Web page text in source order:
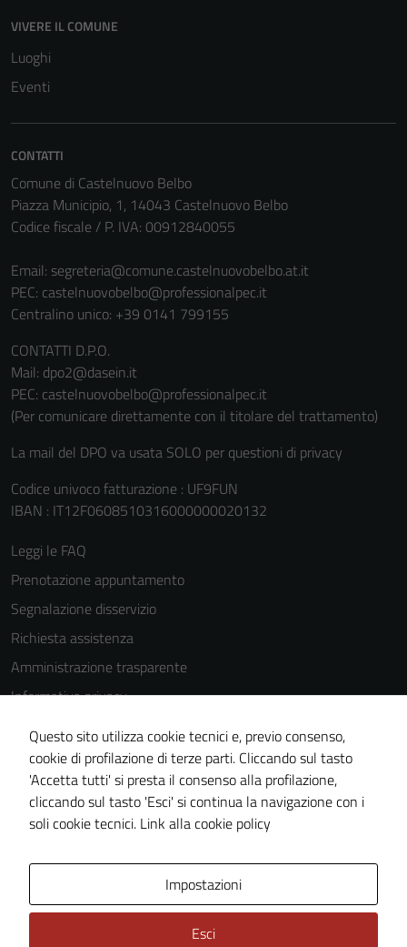
VIVERE IL COMUNE
Luoghi
Eventi
CONTATTI
Comune di Castelnuovo Belbo
Piazza Municipio, 1, 14043 Castelnuovo Belbo
Codice fiscale / P. IVA: 00912840055
Email: segreteria@comune.castelnuovobelbo.at.it
PEC: castelnuovobelbo@professionalpec.it
Centralino unico: +39 0141 799155
CONTATTI D.P.O.
Mail: dpo2@dasein.it
PEC: castelnuovobelbo@professionalpec.it
(Per comunicare direttamente con il titolare del trattamento)
La mail del DPO va usata SOLO per questioni di privacy
Codice univoco fatturazione : UF9FUN
IBAN : IT12F0608510316000000020132
Leggi le FAQ
Prenotazione appuntamento
Segnalazione disservizio
Richiesta assistenza
Amministrazione trasparente
Informativa privacy
Cookie Policy
Note legali
Dichiarazione di accessibilità
Piano di miglioramento del sito
Questo sito utilizza cookie tecnici e, previo consenso,
cookie di profilazione di terze parti. Cliccando sul tasto
'Accetta tutti' si presta il consenso alla profilazione,
cliccando sul tasto 'Esci' si continua la navigazione con i
soli cookie tecnici. Link alla cookie policy
Impostazioni
Esci
Tecnici
Questi cookie
per il
funzionamento
del sito e non